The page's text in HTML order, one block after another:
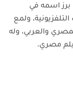
برز اسمه في
ولمع
والعربي، وله
مصري.